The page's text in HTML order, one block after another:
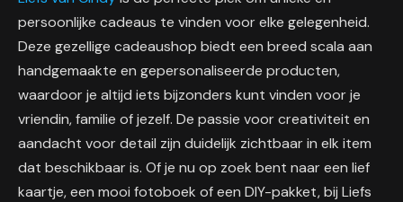
persoonlijke cadeaus te vinden voor elke gelegenheid.
Deze gezellige cadeaushop biedt een breed scala aan
handgemaakte en gepersonaliseerde producten,
waardoor je altijd iets bijzonders kunt vinden voor je
vriendin, familie of jezelf. De passie voor creativiteit en
aandacht voor detail zijn duidelijk zichtbaar in elk item
dat beschikbaar is. Of je nu op zoek bent naar een lief
kaartje, een mooi fotoboek of een DIY-pakket, bij Liefs